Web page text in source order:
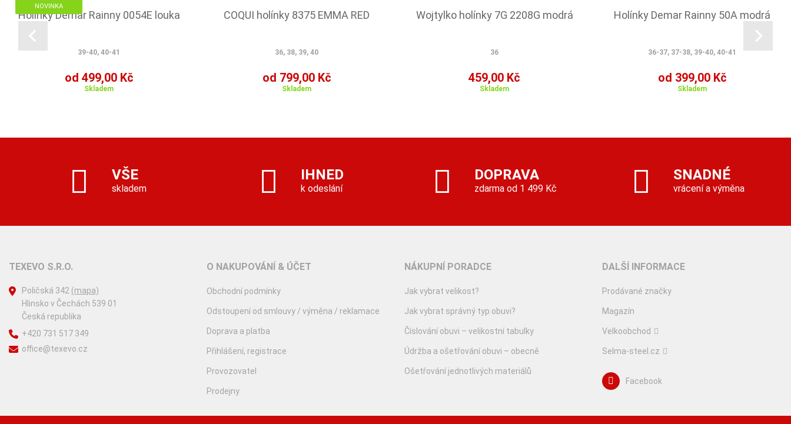
NOVINKA
Holínky Demar Rainny 0054E louka
39-40, 40-41
od 499,00 Kč
Skladem
COQUI holínky 8375 EMMA RED
36, 38, 39, 40
od 799,00 Kč
Skladem
Wojtylko holínky 7G 2208G modrá
36
459,00 Kč
Skladem
Holínky Demar Rainny 50A modrá
36-37, 37-38, 39-40, 40-41
od 399,00 Kč
Skladem
VŠE
skladem
IHNED
k odeslání
DOPRAVA
zdarma od 1 499 Kč
SNADNÉ
vrácení a výměna
TEXEVO S.R.O.
Poličská 342 (mapa)
Hlinsko v Čechách 539 01
Česká republika
+420 731 517 349
office@texevo.cz
O NAKUPOVÁNÍ & ÚČET
Obchodní podmínky
Odstoupení od smlouvy / výměna / reklamace
Doprava a platba
Přihlášení, registrace
Provozovatel
Prodejny
NÁKUPNÍ PORADCE
Jak vybrat velikost?
Jak vybrat správný typ obuvi?
Číslování obuvi – velikostní tabulky
Údržba a ošetřování obuvi – obecně
Ošetřování jednotlivých materiálů
DALŠÍ INFORMACE
Prodávané značky
Magazín
Velkoobchod
Selma-steel.cz
Facebook